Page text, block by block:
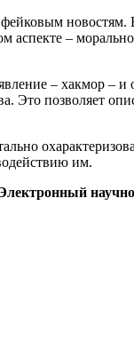
–
– хакмор –
Это позволяет
им.